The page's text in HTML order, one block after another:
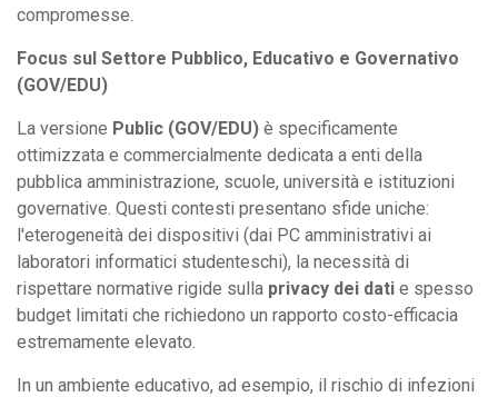
compromesse.
Focus sul Settore Pubblico, Educativo e Governativo
(GOV/EDU)
La versione Public (GOV/EDU) è specificamente
ottimizzata e commercialmente dedicata a enti della
pubblica amministrazione, scuole, università e istituzioni
governative. Questi contesti presentano sfide uniche:
l'eterogeneità dei dispositivi (dai PC amministrativi ai
laboratori informatici studenteschi), la necessità di
rispettare normative rigide sulla privacy dei dati e spesso
budget limitati che richiedono un rapporto costo-efficacia
estremamente elevato.
In un ambiente educativo, ad esempio, il rischio di infezioni